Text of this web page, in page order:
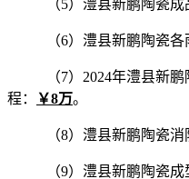
（5）澧县新鹏陶瓷成
（6）澧县新鹏陶瓷各
（7）2024年澧县新
程：
￥8万。
（8）澧县新鹏陶瓷消
（9）澧县新鹏陶瓷